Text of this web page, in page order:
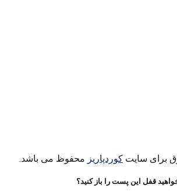
برای سایت کوردپاریز محفوظ می باشد.
قفل این پست را باز کنید؟